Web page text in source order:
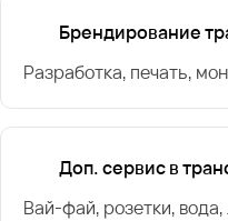
Брендирование
Разработка, печать,
Доп. сервис в
Вай-фай, розетки,